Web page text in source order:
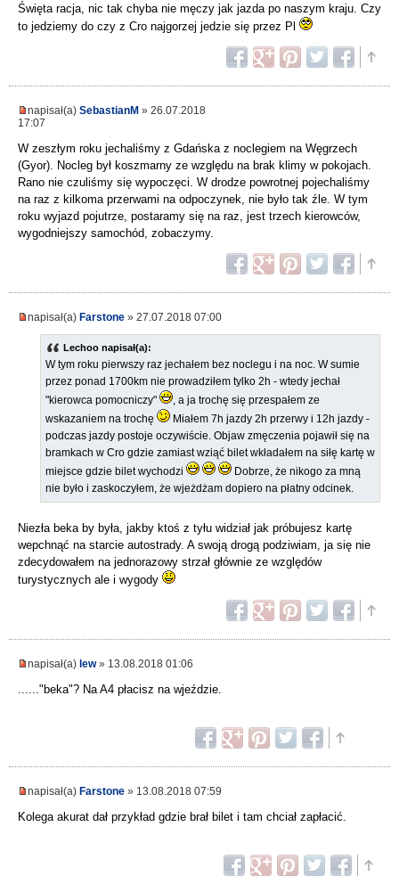
Święta racja, nic tak chyba nie męczy jak jazda po naszym kraju. Czy
to jedziemy do czy z Cro najgorzej jedzie się przez Pl
napisał(a) SebastianM » 26.07.2018
17:07
W zeszłym roku jechaliśmy z Gdańska z noclegiem na Węgrzech
(Gyor). Nocleg był koszmarny ze względu na brak klimy w pokojach.
Rano nie czuliśmy się wypoczęci. W drodze powrotnej pojechaliśmy
na raz z kilkoma przerwami na odpoczynek, nie było tak źle. W tym
roku wyjazd pojutrze, postaramy się na raz, jest trzech kierowców,
wygodniejszy samochód, zobaczymy.
napisał(a) Farstone » 27.07.2018 07:00
Lechoo napisał(a):
W tym roku pierwszy raz jechałem bez noclegu i na noc. W sumie
przez ponad 1700km nie prowadziłem tylko 2h - wtedy jechał
"kierowca pomocniczy"
, a ja trochę się przespałem ze
wskazaniem na trochę
Miałem 7h jazdy 2h przerwy i 12h jazdy -
podczas jazdy postoje oczywiście. Objaw zmęczenia pojawił się na
bramkach w Cro gdzie zamiast wziąć bilet wkładałem na siłę kartę w
miejsce gdzie bilet wychodzi
Dobrze, że nikogo za mną
nie było i zaskoczyłem, że wjeżdżam dopiero na płatny odcinek.
Niezła beka by była, jakby ktoś z tyłu widział jak próbujesz kartę
wepchnąć na starcie autostrady. A swoją drogą podziwiam, ja się nie
zdecydowałem na jednorazowy strzał głównie ze względów
turystycznych ale i wygody
napisał(a) lew» 13.08.2018 01:06
......"beka"? Na A4 płacisz na wjeździe.
napisał(a) Farstone » 13.08.2018 07:59
Kolega akurat dał przykład gdzie brał bilet i tam chciał zapłacić.